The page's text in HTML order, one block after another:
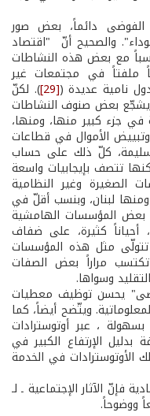
دائماً، بعض صور
والصحيح أنّ "اقتصاد
مع بعض هذه النشاطات
ملفتاً في مجتمعات غير
نامية عديدة ([29] ). لكنّ
يشجّع بعض صنوف النشاطات
في جزء كبير منها، ومنها،
وتبييض الأموال في قطاعات
كلّ ذلك على حساب
تتصف بإيجابيات واسعة
الصغيرة وغير النظامية
ومنها لبنان، وبنسب أقلّ في
بعض المؤسسات الهامشية
أحياناً كثيرة، على ضفاف
مثل هذه المؤسسات
مراراً بعض الصفات
وسواها.
يحسن توظيف معطيات
ويتّضح أيضاً، كما
، عبر أوتوسترادات
بدليل الإرتفاع الكبير في
الأوتوسترادات في الخدمة
فإنّ الآثار الإجتماعية ـ لـ
ووضوحاً.